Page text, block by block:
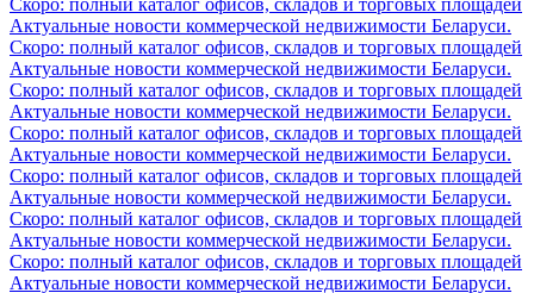
Актуальные новости коммерческой недвижимости Беларуси.
Скоро: полный каталог офисов, складов и торговых площадей
Актуальные новости коммерческой недвижимости Беларуси.
Скоро: полный каталог офисов, складов и торговых площадей
Актуальные новости коммерческой недвижимости Беларуси.
Скоро: полный каталог офисов, складов и торговых площадей
Актуальные новости коммерческой недвижимости Беларуси.
Скоро: полный каталог офисов, складов и торговых площадей
Актуальные новости коммерческой недвижимости Беларуси.
Скоро: полный каталог офисов, складов и торговых площадей
Актуальные новости коммерческой недвижимости Беларуси.
Скоро: полный каталог офисов, складов и торговых площадей
Актуальные новости коммерческой недвижимости Беларуси.